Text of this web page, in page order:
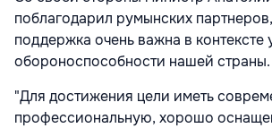
поблагодарил румынских
поддержка очень важна в контексте
обороноспособности нашей страны.
"Для достижения цели иметь
профессиональную, хорошо